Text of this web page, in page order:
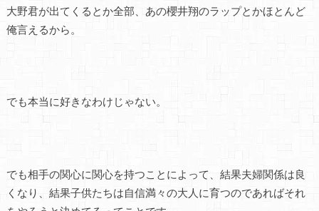
大野君が出てくるとか全部、あの櫻井翔のラップとかほとんど
俺言えるから。
でも本当に好きなわけじゃない。
でも相手の関心に関心を持つことによって、結果夫婦関係は良
くなり、結果子供たちは自信満々の大人に育つのであればそれ